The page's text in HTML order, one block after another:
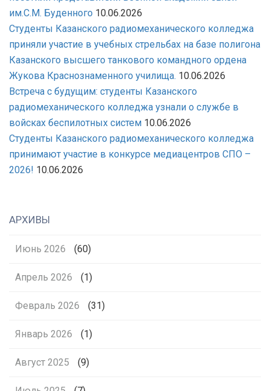
им.С.М. Буденного 10.06.2026
Студенты Казанского радиомеханического колледжа
приняли участие в учебных стрельбах на базе полигона
Казанского высшего танкового командного ордена
Жукова Краснознаменного училища. 10.06.2026
Встреча с будущим: студенты Казанского
радиомеханического колледжа узнали о службе в
войсках беспилотных систем 10.06.2026
Студенты Казанского радиомеханического колледжа
принимают участие в конкурсе медиацентров СПО –
2026! 10.06.2026
АРХИВЫ
Июнь 2026 (60)
Апрель 2026 (1)
Февраль 2026 (31)
Январь 2026 (1)
Август 2025 (9)